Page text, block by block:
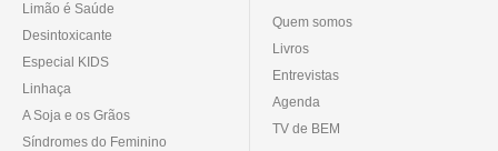
Limão é Saúde
Desintoxicante
Especial KIDS
Linhaça
A Soja e os Grãos
Síndromes do Feminino
Quem somos
Livros
Entrevistas
Agenda
TV de BEM